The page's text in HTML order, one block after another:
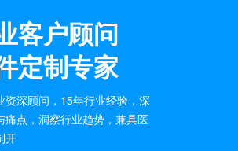
客户顾问
定制专家
资深顾问，15年行业经验，深
痛点，洞察行业趋势，兼具医
开